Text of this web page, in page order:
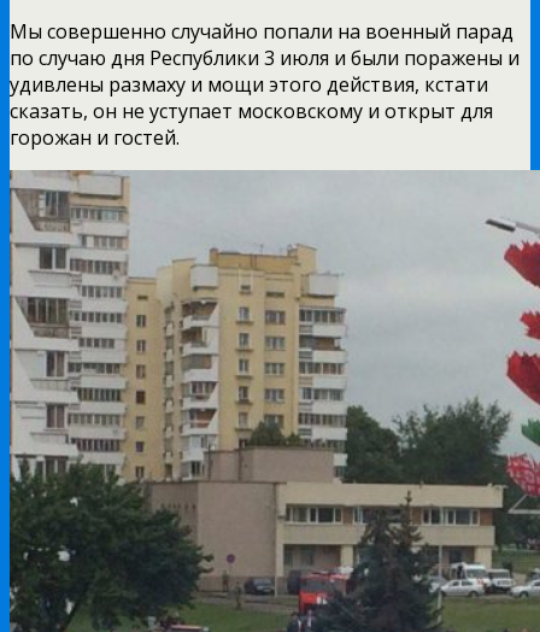
Мы совершенно случайно попали на военный парад
по случаю дня Республики 3 июля и были поражены и
удивлены размаху и мощи этого действия, кстати
сказать, он не уступает московскому и открыт для
горожан и гостей.